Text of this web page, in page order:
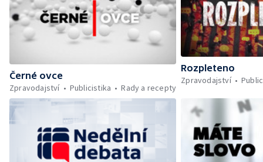
Černé ovce
Zpravodajství
Publicistika Rady a recepty
Rozpleteno
Zpravodajství